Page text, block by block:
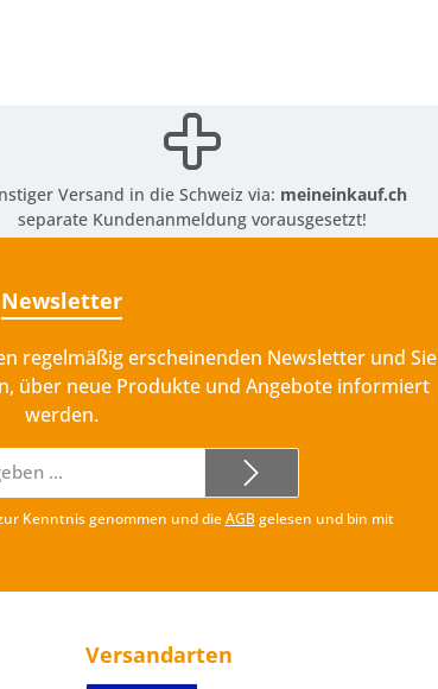
Versand in die Schweiz via: meineinkauf.ch
separate Kundenanmeldung vorausgesetzt!
Newsletter
regelmäßig erscheinenden Newsletter und Sie
über neue Produkte und Angebote informiert
werden.
Mail-
Adresse*
Kenntnis genommen und dieAGBgelesen und bin mit
Versandarten